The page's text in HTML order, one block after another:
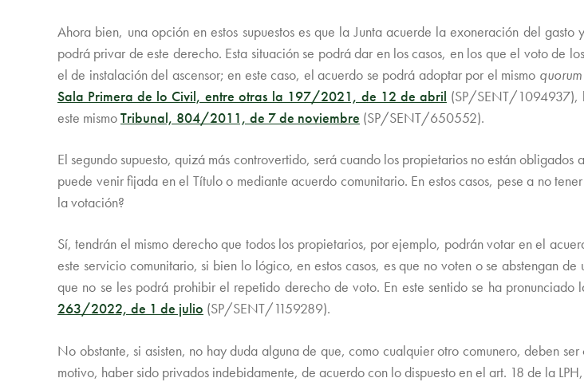
Ahora bien, una opción en estos supuestos es que la Junta acuerde la exoneración del
podrá privar de este derecho. Esta situación se podrá dar en los casos, en los que el voto de
el de instalación del ascensor; en este caso, el acuerdo se podrá adoptar por el mismo quorum
Sala Primera de lo Civil, entre otras la 197/2021, de 12 de abril (SP/SENT/1094937),
este mismoTribunal, 804/2011, de 7 de noviembre (SP/SENT/650552).
El segundo supuesto, quizá más controvertido, será cuando los propietarios no están
puede venir fijada en el Título o mediante acuerdo comunitario. En estos casos, pese a no
la votación?
Sí, tendrán el mismo derecho que todos los propietarios, por ejemplo, podrán votar en el
este servicio comunitario, si bien lo lógico, en estos casos, es que no voten o se abstengan
que no se les podrá prohibir el repetido derecho de voto. En este sentido se ha
263/2022, de 1 de julio (SP/SENT/1159289).
No obstante, si asisten, no hay duda alguna de que, como cualquier otro comunero, deben
motivo, haber sido privados indebidamente, de acuerdo con lo dispuesto en el art. 18 de la